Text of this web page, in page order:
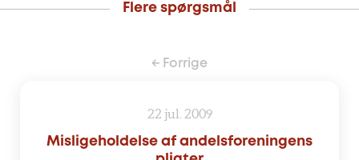
Flere spørgsmål
← Forrige
22 jul. 2009
Misligeholdelse af andelsforeningens